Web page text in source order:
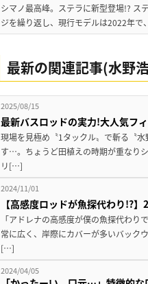
シマノ最高峰。ステラに新型登場!? ス
ジを繰り返し、現行モデルは2022年
最新の関連記事(水野
2025/08/15
最新バスロッドの実力!大人気フ
現場を見極め〝1タックル〟で斬る〝
す…。ちょうど田植えの時期が重なり
リ[…]
2024/11/01
【高感度ロッドが魚探代わり!?
「アドレナの高感度が僕の魚探代わ
常に広く、岸際にカバーが多いバック
[…]
2024/04/05